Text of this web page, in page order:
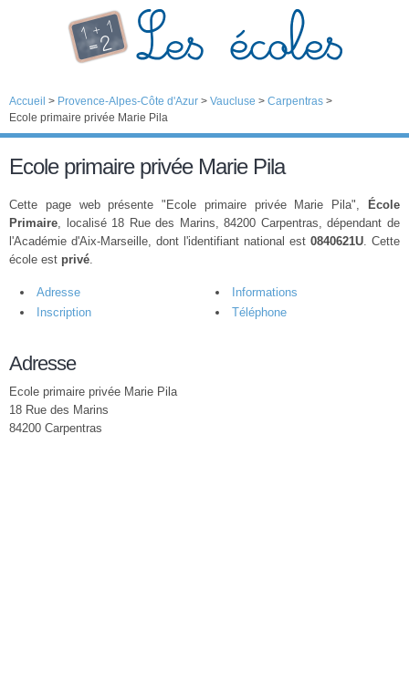
Accueil > Provence-Alpes-Côte d'Azur > Vaucluse > Carpentras >
Ecole primaire privée Marie Pila
Ecole primaire privée Marie Pila
Cette page web présente "Ecole primaire privée Marie Pila",
École
Primaire, localisé 18 Rue des Marins, 84200 Carpentras, dépendant de
l'Académie d'Aix-Marseille, dont l'identifiant national est 0840621U. Cette
école est privé.
Adresse
Informations
Inscription
Téléphone
Adresse
Ecole primaire privée Marie Pila
18 Rue des Marins
84200 Carpentras